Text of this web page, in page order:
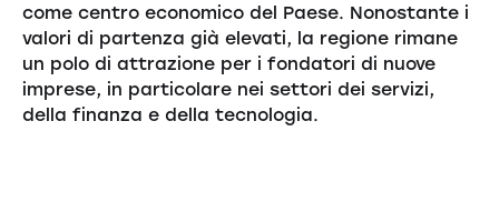
come centro economico del Paese. Nonostante i
valori di partenza già elevati, la regione rimane
un polo di attrazione per i fondatori di nuove
imprese, in particolare nei settori dei servizi,
della finanza e della tecnologia.